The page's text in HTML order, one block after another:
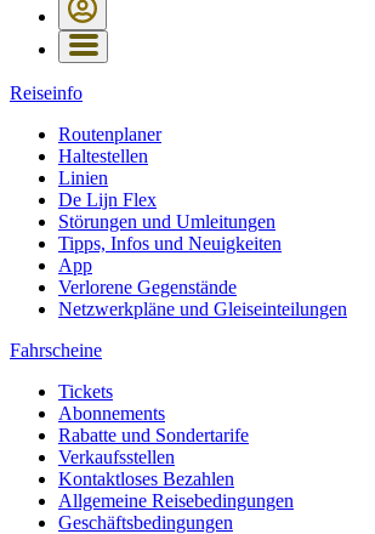
Reiseinfo
Routenplaner
Haltestellen
Linien
De Lijn Flex
Störungen und Umleitungen
Tipps, Infos und Neuigkeiten
App
Verlorene Gegenstände
Netzwerkpläne und Gleiseinteilungen
Fahrscheine
Tickets
Abonnements
Rabatte und Sondertarife
Verkaufsstellen
Kontaktloses Bezahlen
Allgemeine Reisebedingungen
Geschäftsbedingungen